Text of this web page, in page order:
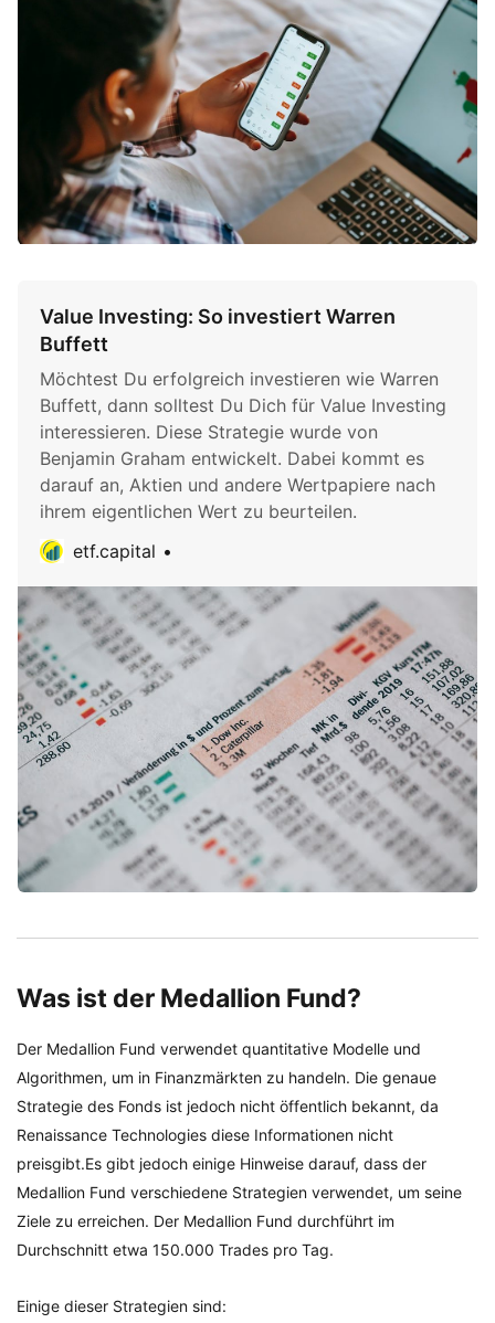
Value Investing: So investiert Warren
Buffett
Möchtest Du erfolgreich investieren wie Warren
Buffett, dann solltest Du Dich für Value Investing
interessieren. Diese Strategie wurde von
Benjamin Graham entwickelt. Dabei kommt es
darauf an, Aktien und andere Wertpapiere nach
ihrem eigentlichen Wert zu beurteilen.
etf.capital
Was ist der Medallion Fund?
Der Medallion Fund verwendet quantitative Modelle und
Algorithmen, um in Finanzmärkten zu handeln. Die genaue
Strategie des Fonds ist jedoch nicht öffentlich bekannt, da
Renaissance Technologies diese Informationen nicht
preisgibt.Es gibt jedoch einige Hinweise darauf, dass der
Medallion Fund verschiedene Strategien verwendet, um seine
Ziele zu erreichen. Der Medallion Fund durchführt im
Durchschnitt etwa 150.000 Trades pro Tag.
Einige dieser Strategien sind: